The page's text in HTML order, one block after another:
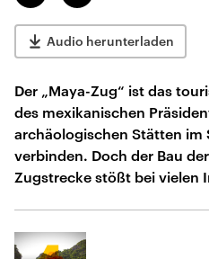
Audio herunterladen
Der „Maya-Zug“ ist das
des mexikanischen
archäologischen Stätten im
verbinden. Doch der Bau
Zugstrecke stößt bei vielen